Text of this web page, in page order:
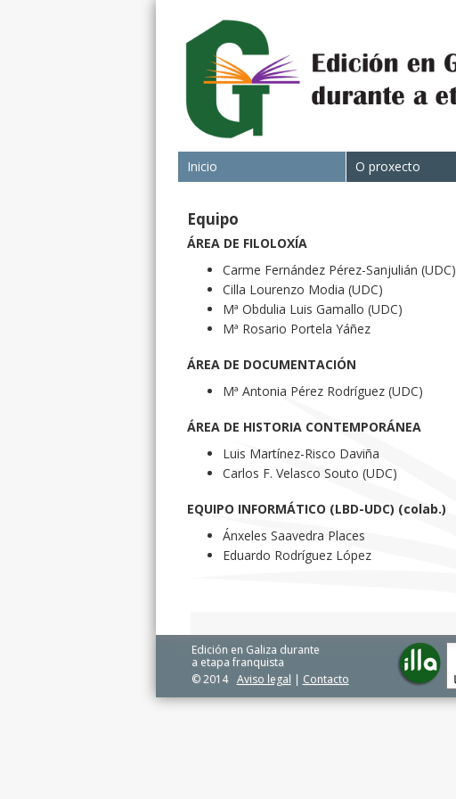
Inicio O proxecto
Equipo
ÁREA DE FILOLOXÍA
Carme Fernández Pérez-Sanjulián (UDC)
Cilla Lourenzo Modia (UDC)
Mª Obdulia Luis Gamallo (UDC)
Mª Rosario Portela Yáñez
ÁREA DE DOCUMENTACIÓN
Mª Antonia Pérez Rodríguez (UDC)
ÁREA DE HISTORIA CONTEMPORÁNEA
Luis Martínez-Risco Daviña
Carlos F. Velasco Souto (UDC)
EQUIPO INFORMÁTICO (LBD-UDC) (colab.)
Ánxeles Saavedra Places
Eduardo Rodríguez López
Edición en Galiza durante
a etapa franquista
© 2014
Aviso legal | Contacto